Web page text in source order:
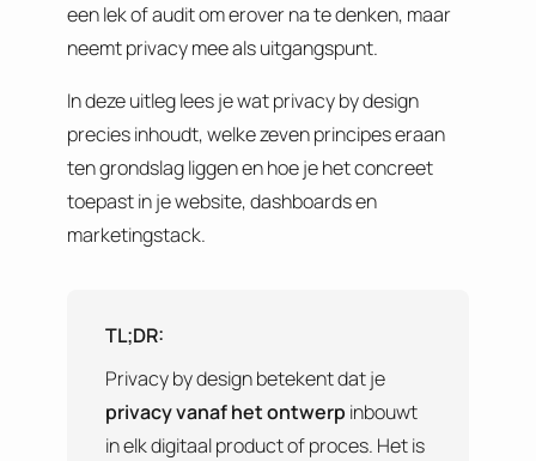
een lek of audit om erover na te denken, maar
neemt privacy mee als uitgangspunt.
In deze uitleg lees je wat privacy by design
precies inhoudt, welke zeven principes eraan
ten grondslag liggen en hoe je het concreet
toepast in je website, dashboards en
marketingstack.
TL;DR:
Privacy by design betekent dat je
privacy vanaf het ontwerp inbouwt
in elk digitaal product of proces. Het is